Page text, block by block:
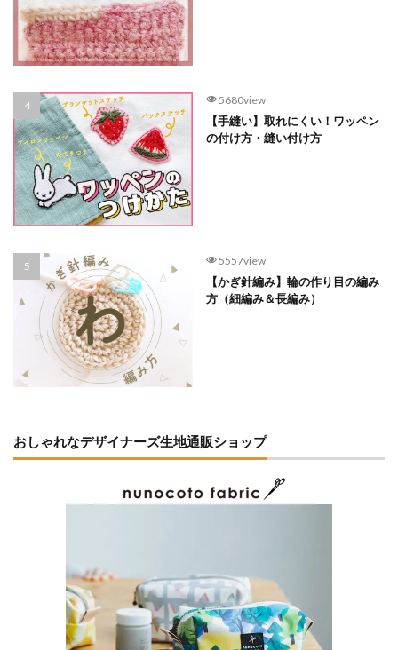
5680view
【手縫い】取れにくい！ワッペン
の付け方・縫い付け方
5557view
【かぎ針編み】輪の作り目の編み
方（細編み＆長編み）
おしゃれなデザイナーズ生地通販ショップ